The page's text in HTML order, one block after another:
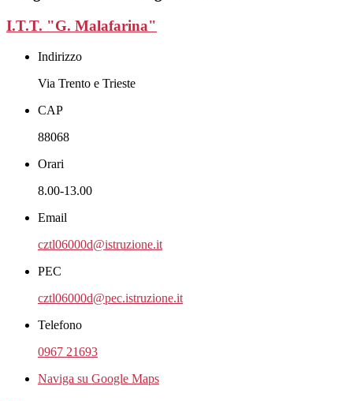
I.T.T. "G. Malafarina"
Indirizzo
Via Trento e Trieste
CAP
88068
Orari
8.00-13.00
Email
cztl06000d@istruzione.it
PEC
cztl06000d@pec.istruzione.it
Telefono
0967 21693
Naviga su Google Maps